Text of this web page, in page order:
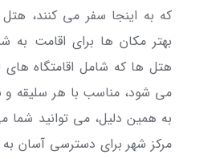
که به اینجا سفر می کنند،
بهتر مکان ها برای اقامت به
هتل ها که شامل اقامتگاه های
می شود، مناسب با هر سلیقه و
به همین دلیل، می توانید شما
مرکز شهر برای دسترسی آسان